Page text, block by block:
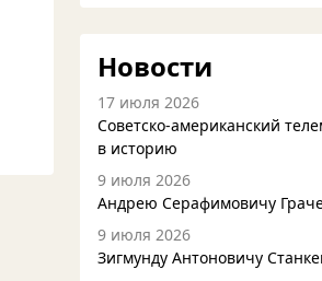
Новости
17 июля 2026
Советско-американский
в историю
9 июля 2026
Андрею Серафимовичу
9 июля 2026
Зигмунду Антоновичу